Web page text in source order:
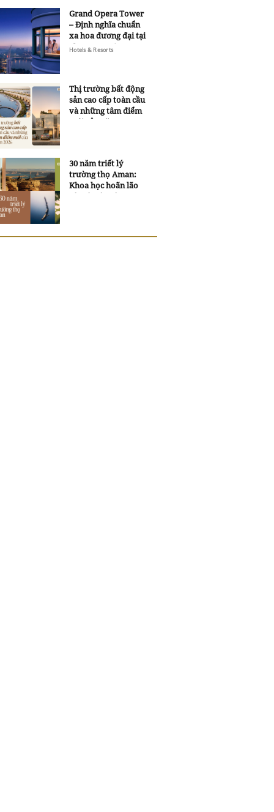
Grand Opera Tower
– Định nghĩa chuẩn
xa hoa đương đại tại
Sheraton Saigon
Hotels & Resorts
Thị trường bất động
sản cao cấp toàn cầu
và những tâm điểm
mới của năm 2026
30 năm triết lý
trường thọ Aman:
Khoa học hoãn lão
và trí tuệ ngàn xưa